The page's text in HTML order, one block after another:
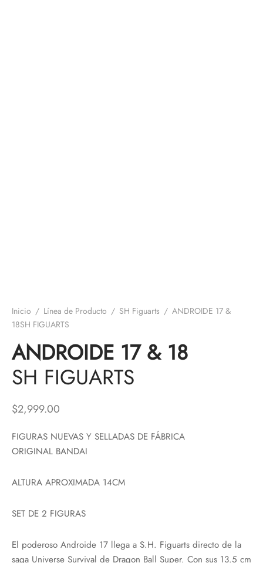
Inicio / Línea de Producto / SH Figuarts / ANDROIDE 17 &
18SH FIGUARTS
ANDROIDE 17 & 18
SH FIGUARTS
$2,999.00
FIGURAS NUEVAS Y SELLADAS DE FÁBRICA
ORIGINAL BANDAI
ALTURA APROXIMADA 14CM
SET DE 2 FIGURAS
El poderoso Androide 17 llega a S.H. Figuarts directo de la
saga Universe Survival de Dragon Ball Super. Con sus 13.5 cm